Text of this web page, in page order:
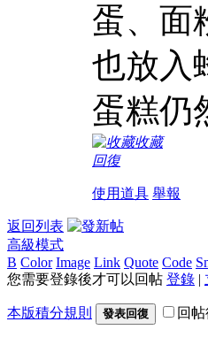
蛋、面
也放入
蛋糕仍
收藏
回復
使用道具 舉報
返回列表
高級模式
B Color Image Link Quote Code
您需要登錄後才可以回帖 登錄 |
本版積分規則 發表回復 回